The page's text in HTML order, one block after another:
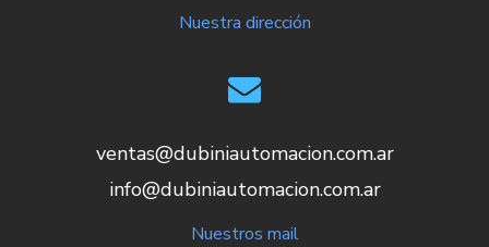
Nuestra dirección
ventas@dubiniautomacion.com.ar
info@dubiniautomacion.com.ar
Nuestros mail